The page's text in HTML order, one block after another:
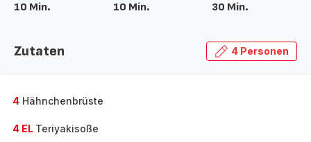
10 Min. 10 Min. 30 Min.
Zutaten 4 Personen
4 Hähnchenbrüste
4 EL Teriyakisoße